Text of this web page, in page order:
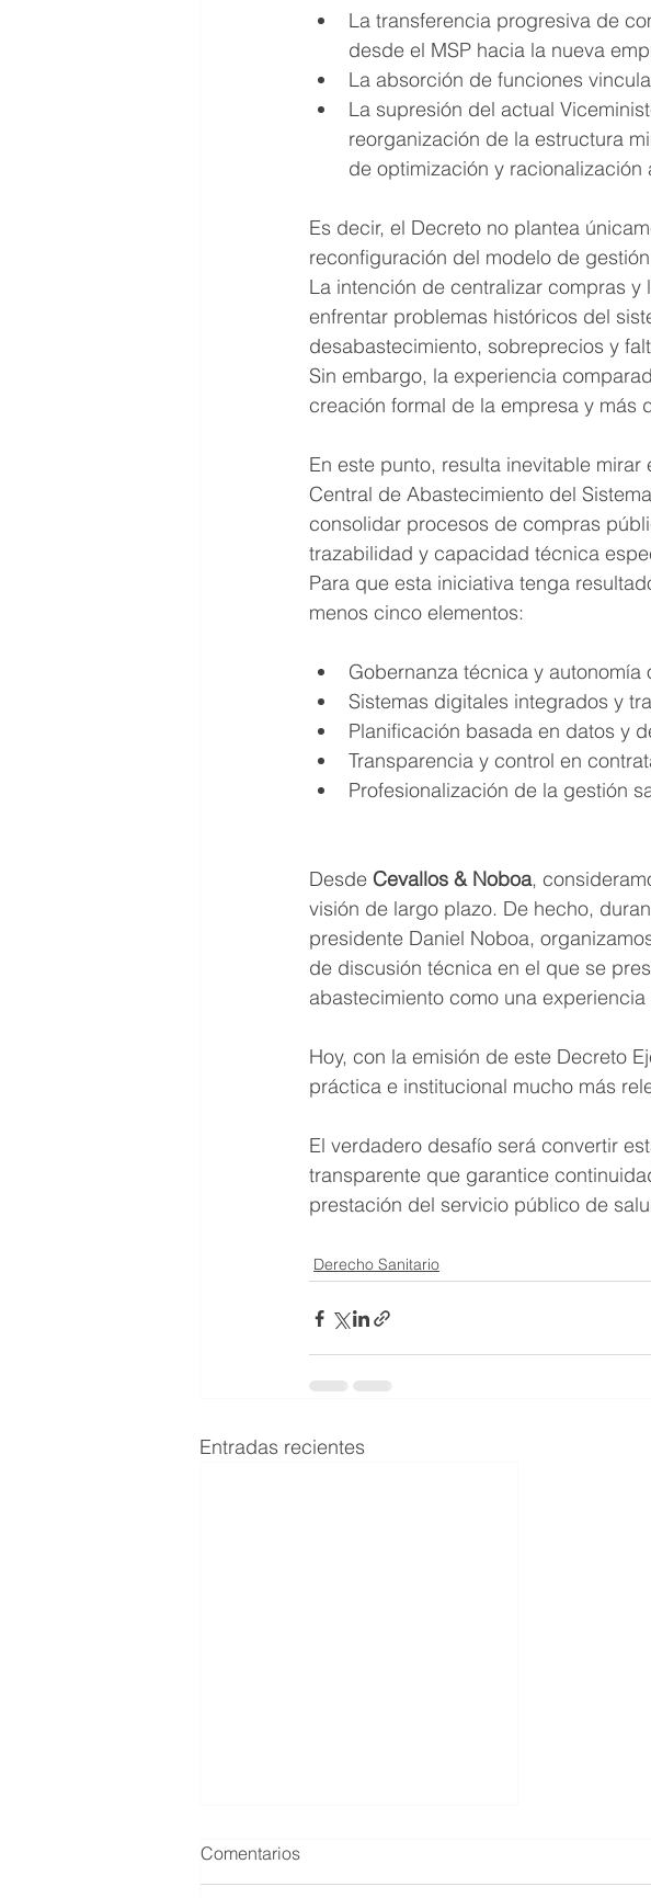
La transferencia progresiva de
desde el MSP hacia la nueva
La absorción de funciones
La supresión del actual
reorganización de la estructura
de optimización y racionalización
Es decir, el Decreto no plantea
reconfiguración del modelo de
La intención de centralizar compras
enfrentar problemas históricos del
desabastecimiento, sobreprecios y
Sin embargo, la experiencia
creación formal de la empresa y más
En este punto, resulta inevitable
Central de Abastecimiento del
consolidar procesos de compras
trazabilidad y capacidad técnica
Para que esta iniciativa tenga
menos cinco elementos:
Gobernanza técnica y autonomía
Sistemas digitales integrados y
Planificación basada en datos y
Transparencia y control en
Profesionalización de la gestión
Desde Cevallos & Noboa,
visión de largo plazo. De hecho,
presidente Daniel Noboa,
de discusión técnica en el que se
abastecimiento como una
Hoy, con la emisión de este Decreto
práctica e institucional mucho más
El verdadero desafío será convertir
transparente que garantice
prestación del servicio público de
Derecho Sanitario
Entradas recientes
Comentarios